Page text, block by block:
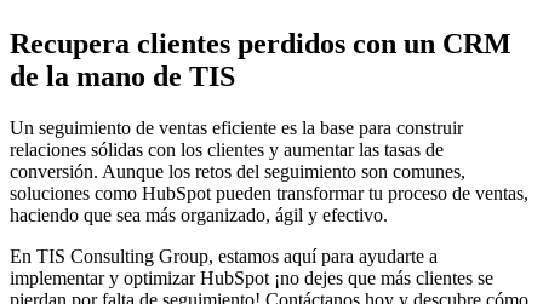
Recupera clientes perdidos con un CRM
de la mano de TIS
Un seguimiento de ventas eficiente es la base para construir
relaciones sólidas con los clientes y aumentar las tasas de
conversión. Aunque los retos del seguimiento son comunes,
soluciones como HubSpot pueden transformar tu proceso de ventas,
haciendo que sea más organizado, ágil y efectivo.
En TIS Consulting Group, estamos aquí para ayudarte a
implementar y optimizar HubSpot ¡no dejes que más clientes se
pierdan por falta de seguimiento! Contáctanos hoy y descubre cómo